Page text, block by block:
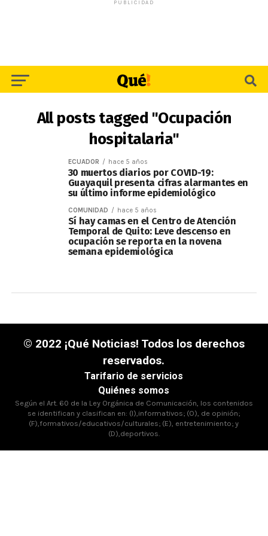
PUBLICIDAD
All posts tagged "Ocupación
hospitalaria"
ECUADOR hace 5 años
30 muertos diarios por COVID-19:
Guayaquil presenta cifras alarmantes en
su último informe epidemiológico
COMUNIDAD hace 5 años
Sí hay camas en el Centro de Atención
Temporal de Quito: Leve descenso en
ocupación se reporta en la novena
semana epidemiológica
© 2022 ¡Qué Noticias! Todos los derechos
reservados.
Tarifario de servicios
Quiénes somos
Según el Art. 60 de la Ley Orgánica de Comunicación, los contenidos
se identifican y clasifican en: (I),informativos; (O), de opinión;
(F),formativos/educativos/culturales; (E), entretenimiento; y
(D),deportivos.